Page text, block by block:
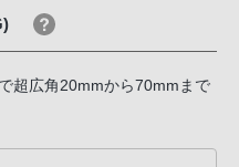
超広角20mmから70mmまで